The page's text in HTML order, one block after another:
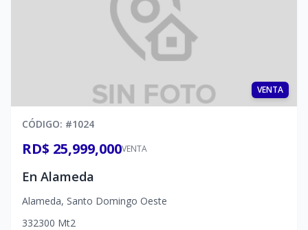
VENTA
CÓDIGO: #1024
VENTA
RD$ 25,999,000
En Alameda
Alameda, Santo Domingo Oeste
332300 Mt2